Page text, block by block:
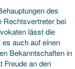
des
Rechtsvertreter bei
lässt die
auch auf einen
Bekanntschaften in
Freude an den